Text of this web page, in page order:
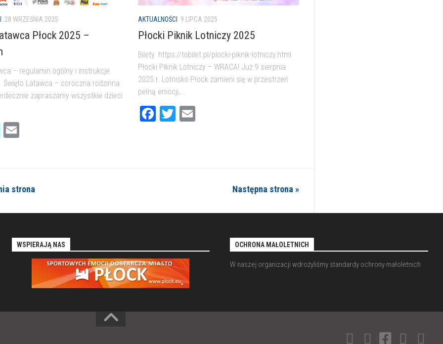
28 WRZEŚNIA 2025
Płock 2025 –
– regulamin ogólny i instrukcje
Święto Latawca – coroczna rodzinna
zapraszamy wszystkie dzieci
Twitter
AKTUALNOŚCI 9 LIPCA 2025
Płocki Piknik Lotniczy 2025
Bilety: https://tobilet.pl/plocki-piknik-lotniczy.html
Płocki Piknik Lotniczy – WRACA! Już 9 sierpnia
2025 r. Lotnisko Płock zamieni się w przestrzeń
pełną emocji,...
Facebook
Twitter
strona Następna strona »
WSPIERAJĄ NAS OCHRONA MAŁOLETNICH
W naszej organizacji wdrożyliśmy standardy ochrony małoletnich